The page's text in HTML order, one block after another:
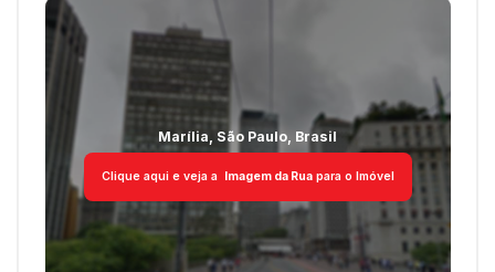
Destaques
Marília São Paulo Brasil
Clique aqui e veja a Imagem da Ruapara o Imóvel